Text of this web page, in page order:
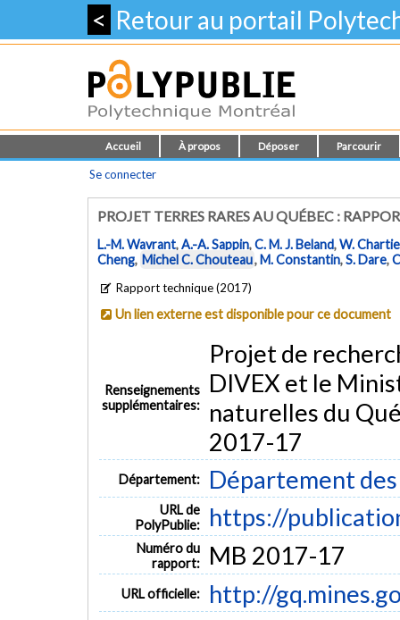
< Retour au portail
Accueil À propos Déposer Parcourir
Se connecter
PROJET TERRES RARES AU QUÉBEC :
L.-M. Wavrant,A.-A. Sappin,C. M. J. Beland,W.
Cheng, Michel C. Chouteau,M. Constantin,S. Dare,
Rapport technique (2017)
Un lien externe est disponible pour ce document
Renseignements
supplémentaires:
Projet de
DIVEX et le
naturelles du
2017-17
Département: Département
URL de
PolyPublie:
https://
Numéro du
rapport:
MB 2017-17
URL officielle: http://